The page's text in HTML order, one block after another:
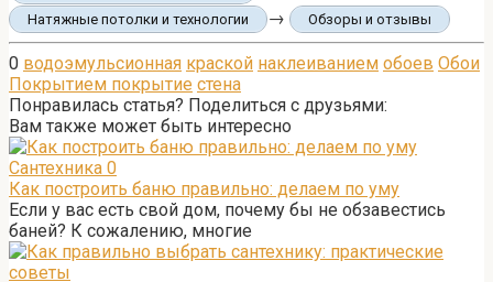
Натяжные потолки и технологии → Обзоры и отзывы
0 водоэмульсионная краской наклеиванием обоев Обои
Покрытием покрытие стена
Понравилась статья? Поделиться с друзьями:
Вам также может быть интересно
Сантехника 0
Как построить баню правильно: делаем по уму
Если у вас есть свой дом, почему бы не обзавестись
баней? К сожалению, многие